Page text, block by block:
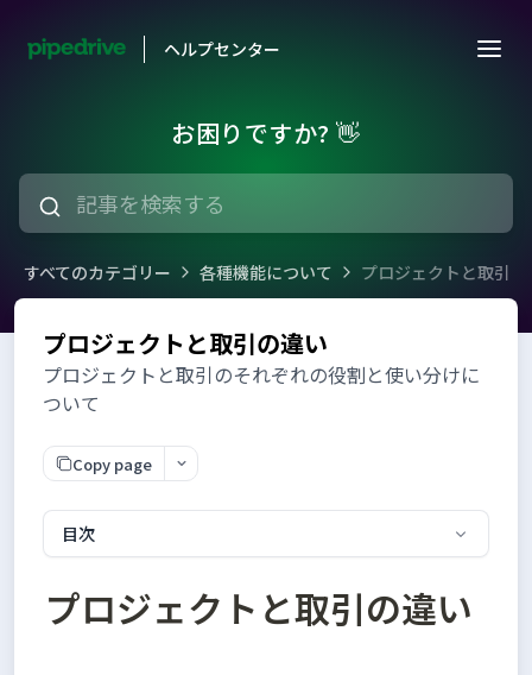
ヘルプセンター
お困りですか? 👋
すべてのカテゴリー 各種機能について プロジェクトと取引の
プロジェクトと取引の違い
プロジェクトと取引のそれぞれの役割と使い分けに
ついて
Copy page
目次
プロジェクトと取引の違い